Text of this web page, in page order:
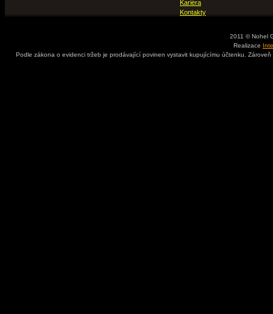
Kariéra
Kontakty
2011 © Nohel
Realizace
Podle zákona o evidenci tržeb je prodávající povinen vystavit kupujícímu účtenku.